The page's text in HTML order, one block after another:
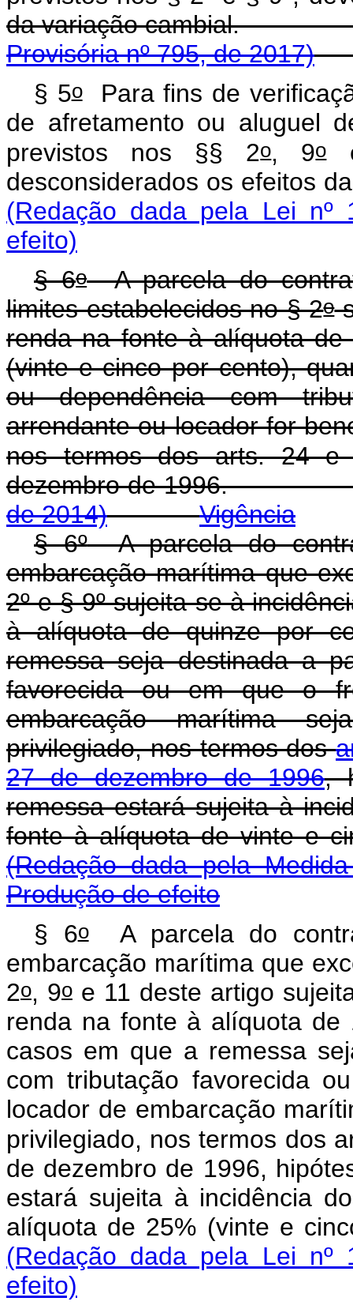
da variação
Provisória nº 795, de 2017)
§ 5oPara fins de
de afretamento ou aluguel
previstos nos §§ 2o, 9oe
desconsiderados os
(Redação dada pela Lei nº
efeito)
§ 6oA parcela do
limites estabelecidos no § 2o
renda na fonte à alíquota
(vinte e cinco por cento),
ou dependência com
arrendante ou locador for
nos termos dos arts. 24
dezembro de
de 2014)
Vigência
§ 6ºA parcela do
embarcação marítima que
2ºe § 9ºsujeita-se à
à alíquota de quinze por
remessa seja destinada a
favorecida ou em que o
embarcação marítima
privilegiado, nos termos dos
27 de dezembro de 1996,
remessa estará sujeita à
fonte à alíquota de
(Redação dada pela
Produção de efeito
§ 6oA parcela do
embarcação marítima que
2o, 9o e 11 deste artigo
renda na fonte à alíquota de
casos em que a remessa
com tributação favorecida
locador de embarcação
privilegiado, nos termos dos
de dezembro de 1996,
estará sujeita à incidência
alíquota de 25%
(Redação dada pela Lei nº
efeito)